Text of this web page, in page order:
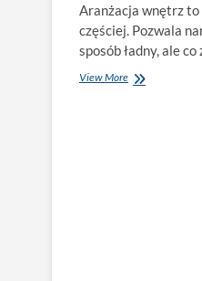
Aranżacja wnętrz to
częściej. Pozwala
sposób ładny, ale
View MoreMeble